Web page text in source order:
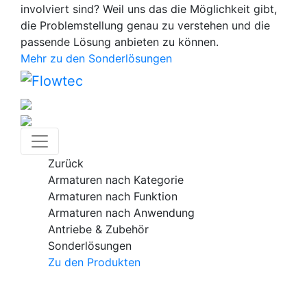
involviert sind? Weil uns das die Möglichkeit gibt,
die Problemstellung genau zu verstehen und die
passende Lösung anbieten zu können.
Mehr zu den Sonderlösungen
Zurück
Armaturen nach Kategorie
Armaturen nach Funktion
Armaturen nach Anwendung
Antriebe & Zubehör
Sonderlösungen
Zu den Produkten